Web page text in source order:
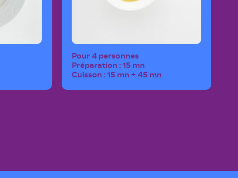
Pour 4 personnes
Préparation : 15 mn
Cuisson : 15 mn + 45 mn